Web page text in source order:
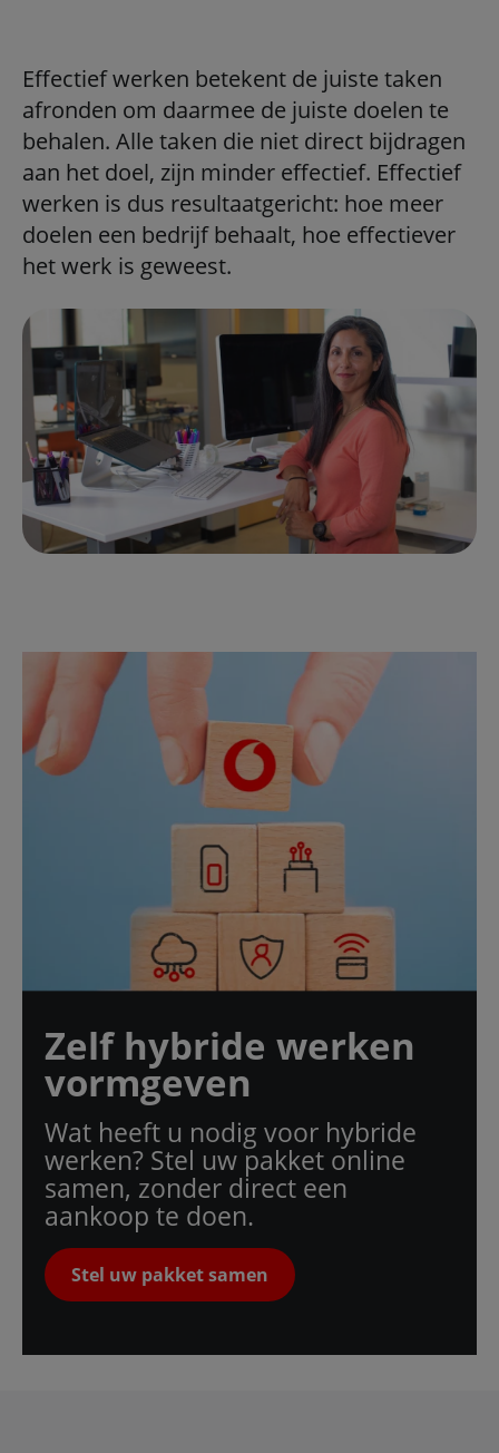
Effectief werken betekent de juiste taken
afronden om daarmee de juiste doelen te
behalen. Alle taken die niet direct bijdragen
aan het doel, zijn minder effectief. Effectief
werken is dus resultaatgericht: hoe meer
doelen een bedrijf behaalt, hoe effectiever
het werk is geweest.
Zelf hybride werken
vormgeven
Wat heeft u nodig voor hybride
werken? Stel uw pakket online
samen, zonder direct een
aankoop te doen.
Stel uw pakket samen